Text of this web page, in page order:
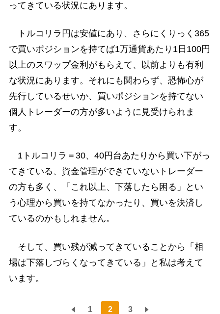
ってきている状況にあります。
トルコリラ円は安値にあり、さらにくりっく365
で買いポジションを持てば1万通貨あたり1日100円
以上のスワップ金利がもらえて、以前よりも有利
な状況にあります。それにも関わらず、恐怖心が
先行しているせいか、買いポジションを持てない
個人トレーダーの方が多いように見受けられま
す。
1トルコリラ＝30、40円台あたりから買い下がっ
てきている、資金管理ができていないトレーダー
の方も多く、「これ以上、下落したら困る」とい
う心理から買いを持てなかったり、買いを決済し
ているのかもしれません。
そして、買い残が減ってきていることから「相
場は下落しづらくなってきている」と私は考えて
います。
1 2 3